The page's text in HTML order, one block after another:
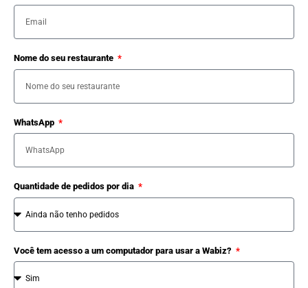
Nome do seu restaurante
WhatsApp
Quantidade de pedidos por dia
Você tem acesso a um computador para usar a Wabiz?